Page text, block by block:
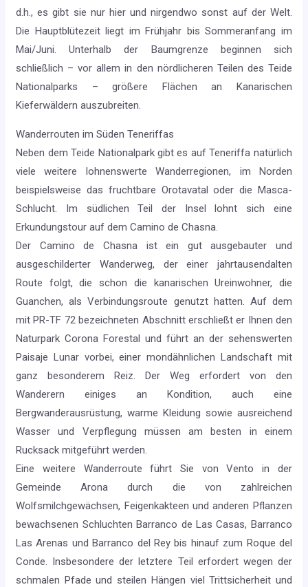
d.h., es gibt sie nur hier und nirgendwo sonst auf der Welt.
Die Hauptblütezeit liegt im Frühjahr bis Sommeranfang im
Mai/Juni. Unterhalb der Baumgrenze beginnen sich
schließlich – vor allem in den nördlicheren Teilen des Teide
Nationalparks – größere Flächen an Kanarischen
Kieferwäldern auszubreiten.
Wanderrouten im Süden Teneriffas
Neben dem Teide Nationalpark gibt es auf Teneriffa natürlich
viele weitere lohnenswerte Wanderregionen, im Norden
beispielsweise das fruchtbare Orotavatal oder die Masca-
Schlucht. Im südlichen Teil der Insel lohnt sich eine
Erkundungstour auf dem Camino de Chasna.
Der Camino de Chasna ist ein gut ausgebauter und
ausgeschilderter Wanderweg, der einer jahrtausendalten
Route folgt, die schon die kanarischen Ureinwohner, die
Guanchen, als Verbindungsroute genutzt hatten. Auf dem
mit PR-TF 72 bezeichneten Abschnitt erschließt er Ihnen den
Naturpark Corona Forestal und führt an der sehenswerten
Paisaje Lunar vorbei, einer mondähnlichen Landschaft mit
ganz besonderem Reiz. Der Weg erfordert von den
Wanderern einiges an Kondition, auch eine
Bergwanderausrüstung, warme Kleidung sowie ausreichend
Wasser und Verpflegung müssen am besten in einem
Rucksack mitgeführt werden.
Eine weitere Wanderroute führt Sie von Vento in der
Gemeinde Arona durch die von zahlreichen
Wolfsmilchgewächsen, Feigenkakteen und anderen Pflanzen
bewachsenen Schluchten Barranco de Las Casas, Barranco
Las Arenas und Barranco del Rey bis hinauf zum Roque del
Conde. Insbesondere der letztere Teil erfordert wegen der
schmalen Pfade und steilen Hängen viel Trittsicherheit und